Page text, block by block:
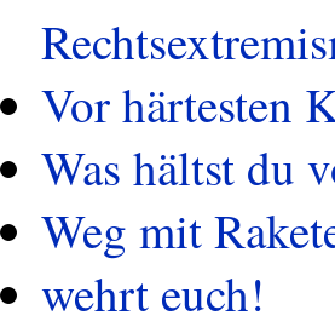
Vor härtesten
Was hältst du
Weg mit
wehrt euch!